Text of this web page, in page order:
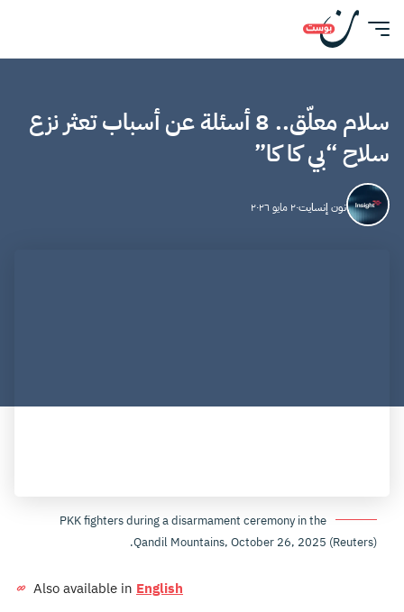
سلام معلّق.. 8 أسئلة عن أسباب تعثر نزع
سلاح “بي كا كا”
نون إنسايت٢٠ مايو ٢٠٢٦
PKK fighters during a disarmament ceremony in the
Qandil Mountains, October 26, 2025 (Reuters).
Also available in English